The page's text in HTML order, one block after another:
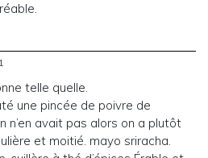
telle quelle.
une pincée de poivre de
n’en avait pas alors on a plutôt
et moitié. mayo sriracha.